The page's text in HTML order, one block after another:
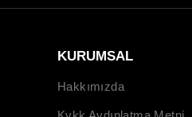
KURUMSAL
Hakkımızda